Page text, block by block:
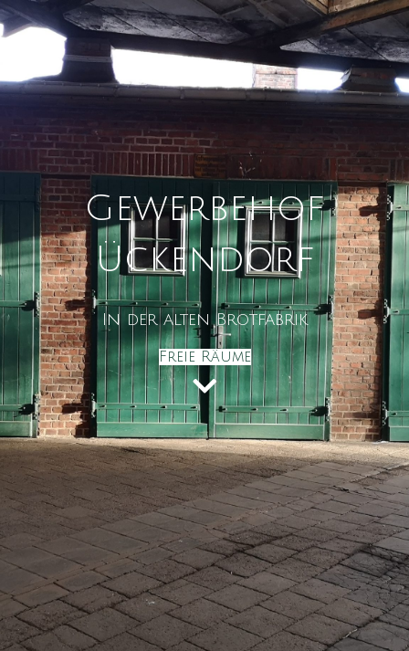
Gewerbehof
Ückendorf
In der alten Brotfabrik
Freie Räume